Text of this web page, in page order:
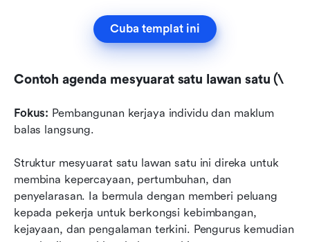
Cuba templat ini
Contoh agenda mesyuarat satu lawan satu (\
Fokus: Pembangunan kerjaya individu dan maklum
balas langsung.
Struktur mesyuarat satu lawan satu ini direka untuk
membina kepercayaan, pertumbuhan, dan
penyelarasan. Ia bermula dengan memberi peluang
kepada pekerja untuk berkongsi kebimbangan,
kejayaan, dan pengalaman terkini. Pengurus kemudian